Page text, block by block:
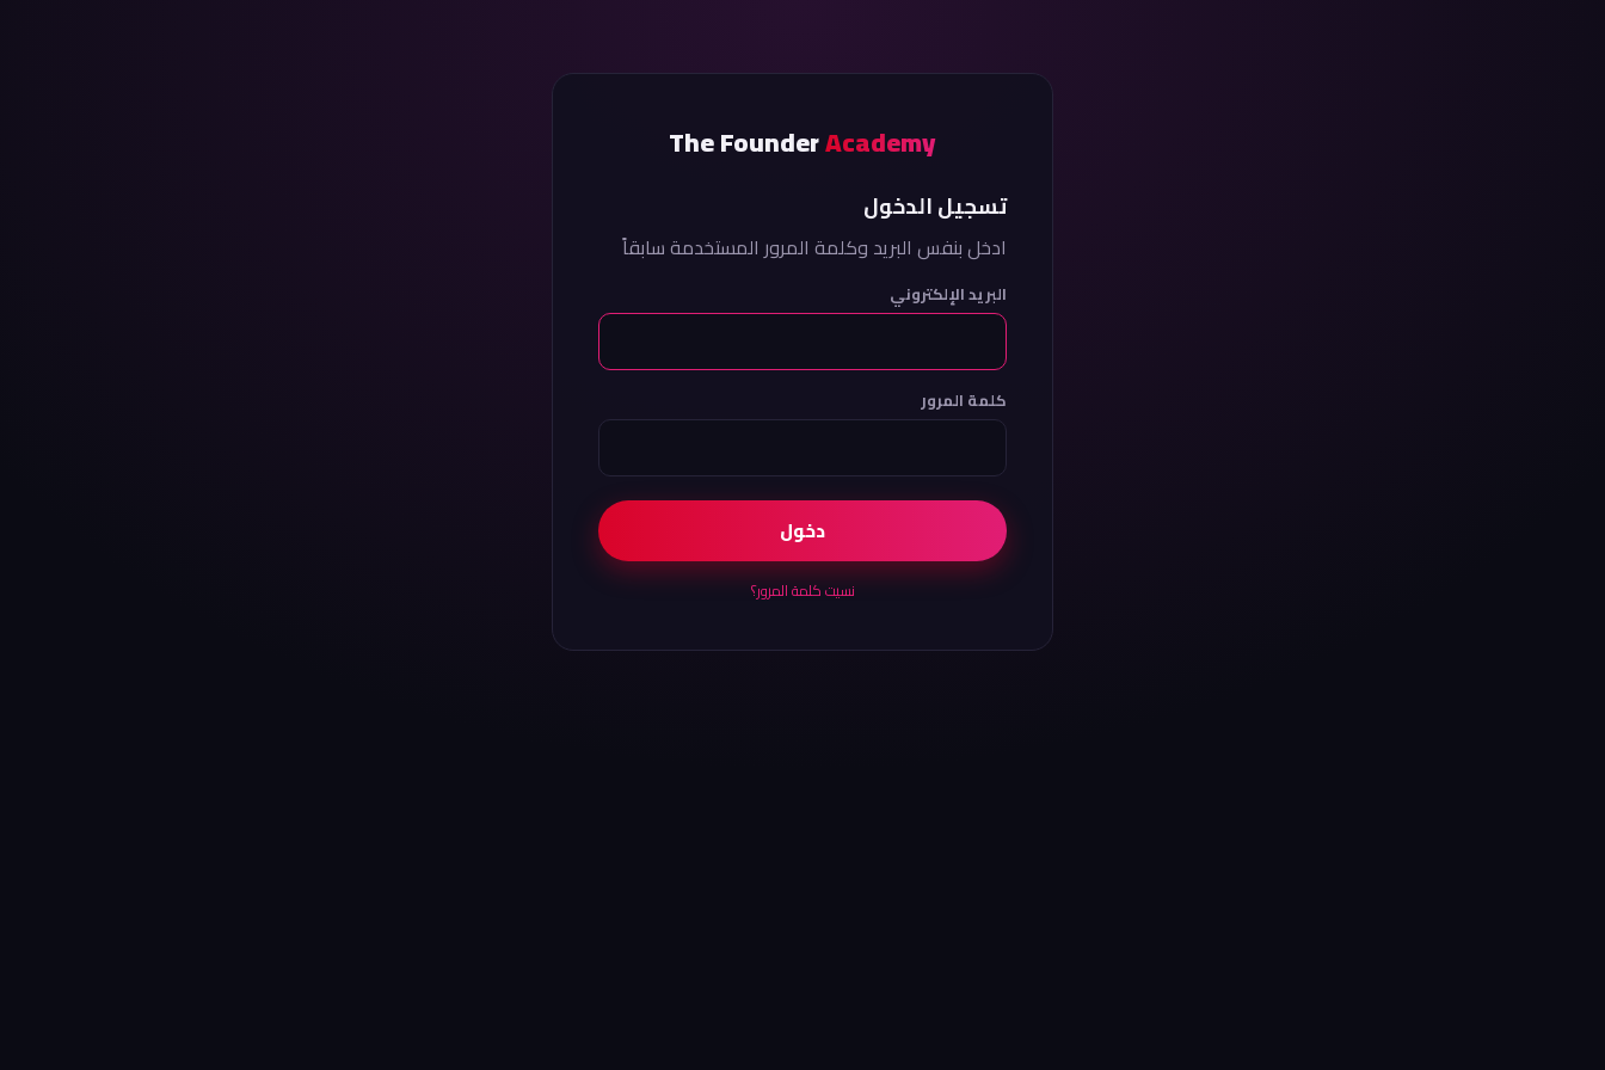
The FounderAcademy
تسجيل الدخول
ادخل بنفس البريد وكلمة المرور المستخدمة سابقاً
البريد الإلكتروني
كلمة المرور
دخول
نسيت كلمة المرور؟